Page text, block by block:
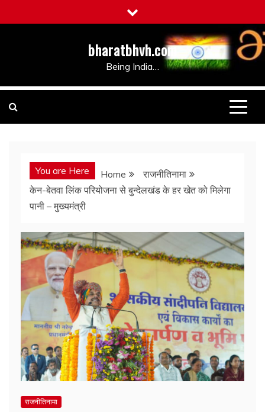
to
bharatbhvh.com
Being India…
You are Here Home
राजनीतिनामा
केन-बेतवा लिंक परियोजना से बुन्देलखंड के हर खेत को मिलेगा
पानी – मुख्यमंत्री
राजनीतिनामा